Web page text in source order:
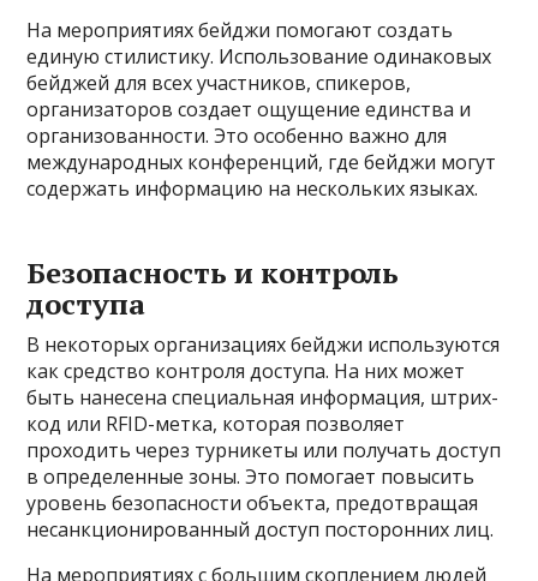
На мероприятиях бейджи помогают создать
единую стилистику. Использование одинаковых
бейджей для всех участников, спикеров,
организаторов создает ощущение единства и
организованности. Это особенно важно для
международных конференций, где бейджи могут
содержать информацию на нескольких языках.
Безопасность и контроль
доступа
В некоторых организациях бейджи используются
как средство контроля доступа. На них может
быть нанесена специальная информация, штрих-
код или RFID-метка, которая позволяет
проходить через турникеты или получать доступ
в определенные зоны. Это помогает повысить
уровень безопасности объекта, предотвращая
несанкционированный доступ посторонних лиц.
На мероприятиях с большим скоплением людей